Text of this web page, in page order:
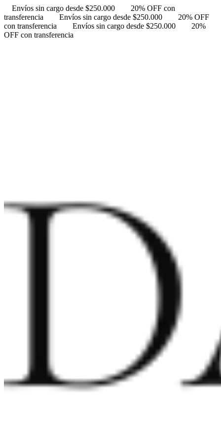
Envíos sin cargo desde $250.000
20% OFF con
transferencia
Envíos sin cargo desde $250.000
20% OFF
con transferencia
Envíos sin cargo desde $250.000
20%
OFF con transferencia